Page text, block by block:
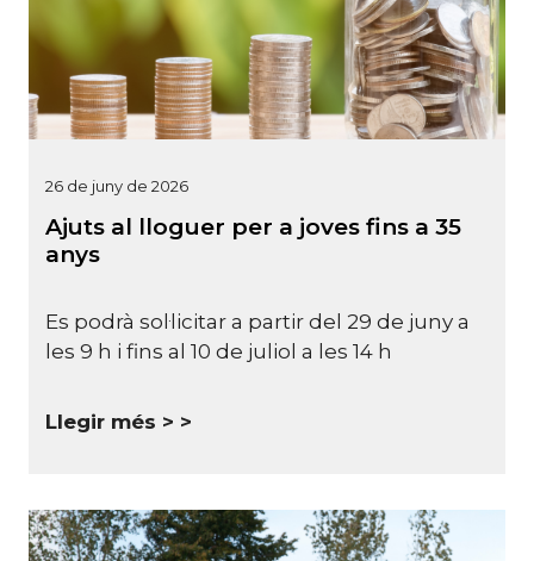
26 de juny de 2026
Ajuts al lloguer per a joves fins a 35
anys
Es podrà sol·licitar a partir del 29 de juny a
les 9 h i fins al 10 de juliol a les 14 h
Llegir més >